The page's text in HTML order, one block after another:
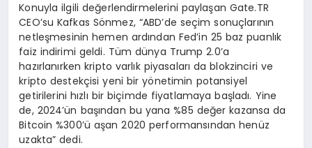
Konuyla ilgili değerlendirmelerini paylaşan Gate.TR
CEO’su Kafkas Sönmez, “ABD’de seçim sonuçlarının
netleşmesinin hemen ardından Fed’in 25 baz puanlık
faiz indirimi geldi. Tüm dünya Trump 2.0’a
hazırlanırken kripto varlık piyasaları da blokzinciri ve
kripto destekçisi yeni bir yönetimin potansiyel
getirilerini hızlı bir biçimde fiyatlamaya başladı. Yine
de, 2024’ün başından bu yana %85 değer kazansa da
Bitcoin %300’ü aşan 2020 performansından henüz
uzakta” dedi.